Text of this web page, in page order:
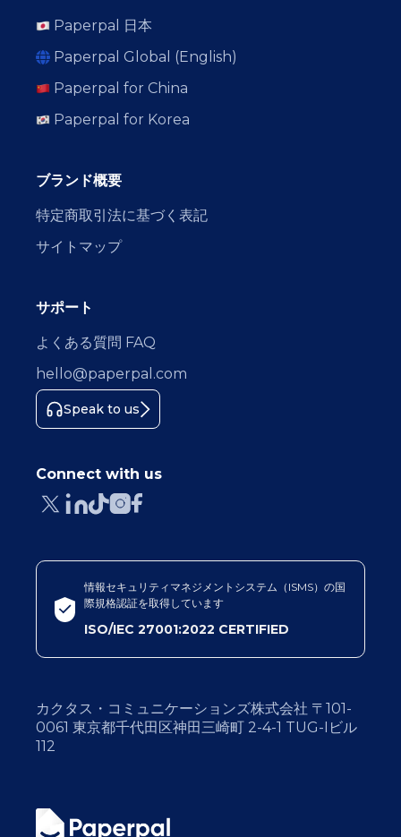
Paperpal 日本
Paperpal Global (English)
Paperpal for China
Paperpal for Korea
ブランド概要
特定商取引法に基づく表記
サイトマップ
サポート
よくある質問 FAQ
hello@paperpal.com
Speak to us
Connect with us
情報セキュリティマネジメントシステム（ISMS）の国
際規格認証を取得しています
ISO/IEC 27001:2022 CERTIFIED
カクタス・コミュニケーションズ株式会社 〒101-
0061 東京都千代田区神田三崎町 2-4-1 TUG-Iビル
112